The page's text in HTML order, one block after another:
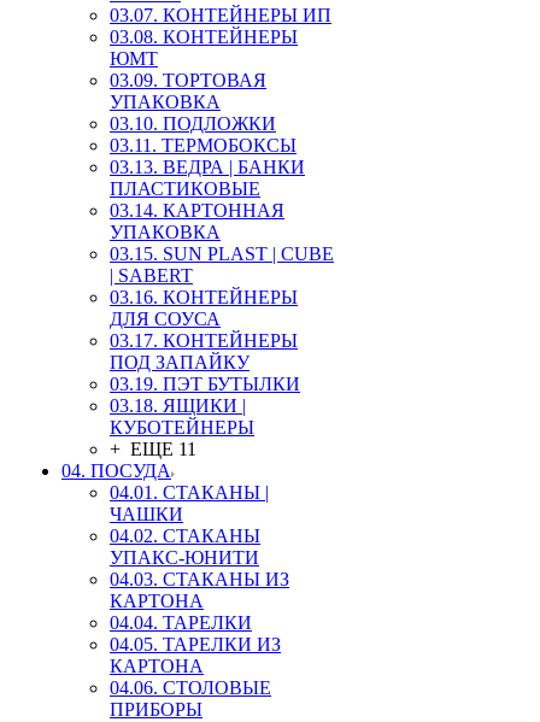
03.07. КОНТЕЙНЕРЫ ИП
03.08. КОНТЕЙНЕРЫ
ЮМТ
03.09. ТОРТОВАЯ
УПАКОВКА
03.10. ПОДЛОЖКИ
03.11. ТЕРМОБОКСЫ
03.13. ВЕДРА | БАНКИ
ПЛАСТИКОВЫЕ
03.14. КАРТОННАЯ
УПАКОВКА
03.15. SUN PLAST | CUBE
| SABERT
03.16. КОНТЕЙНЕРЫ
ДЛЯ СОУСА
03.17. КОНТЕЙНЕРЫ
ПОД ЗАПАЙКУ
03.19. ПЭТ БУТЫЛКИ
03.18. ЯЩИКИ |
КУБОТЕЙНЕРЫ
+ ЕЩЕ 11
04. ПОСУДА
04.01. СТАКАНЫ |
ЧАШКИ
04.02. СТАКАНЫ
УПАКС-ЮНИТИ
04.03. СТАКАНЫ ИЗ
КАРТОНА
04.04. ТАРЕЛКИ
04.05. ТАРЕЛКИ ИЗ
КАРТОНА
04.06. СТОЛОВЫЕ
ПРИБОРЫ